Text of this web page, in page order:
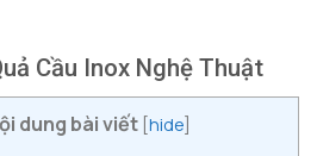
Cầu Inox Nghệ Thuật
dung bài viết [hide]